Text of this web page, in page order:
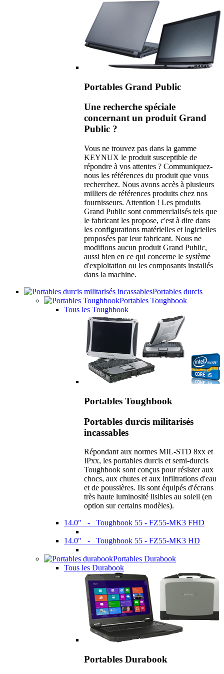
Portables Grand Public
Une recherche spéciale
concernant un produit Grand
Public ?
Vous ne trouvez pas dans la gamme
KEYNUX le produit susceptible de
répondre à vos attentes ? Communiquez-
nous les références du produit que vous
recherchez. Nous avons accès à plusieurs
milliers de références produits chez nos
fournisseurs. Attention ! Les produits
Grand Public sont commercialisés tels que
le fabricant les propose, c'est à dire dans
les configurations matérielles et logicielles
proposées par leur fabricant. Nous ne
modifions aucun produit Grand Public,
aussi bien en ce qui concerne le système
d'exploitation ou les composants installés
dans la machine.
Portables durcis
Portables Toughbook
Tous les Toughbook
Portables Toughbook
Portables durcis militarisés
incassables
Répondant aux normes MIL-STD 8xx et
IPxx, les portables durcis et semi-durcis
Toughbook sont conçus pour résister aux
chocs, aux chutes et aux infiltrations d'eau
et de poussières. Ils sont équipés d'écrans
très haute luminosité lisibles au soleil (en
option sur certains modèles).
14.0" - Toughbook 55 - FZ55-MK3 FHD
14.0" - Toughbook 55 - FZ55-MK3 HD
Portables Durabook
Tous les Durabook
Portables Durabook